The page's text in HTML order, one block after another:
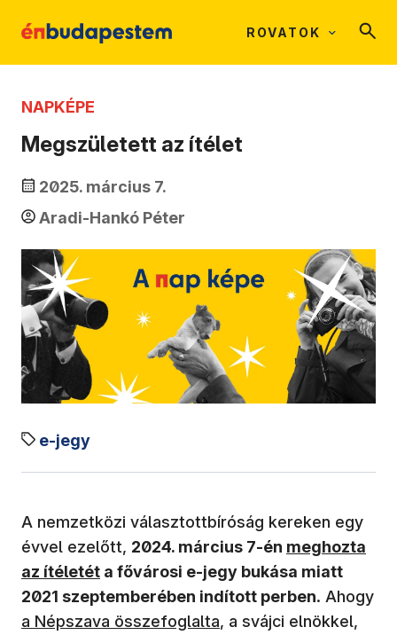
ROVATOK
NAPKÉPE
Megszületett az ítélet
2025. március 7.
Aradi-Hankó Péter
e-jegy
A nemzetközi választottbíróság kereken egy
évvel ezelőtt, 2024. március 7-én (új ablakban
meghozta
az ítéletét a fővárosi e-jegy bukása miatt
2021 szeptemberében indított perben. Ahogy
(új ablakban nyílik meg)
a Népszava összefoglalta, a svájci elnökkel,